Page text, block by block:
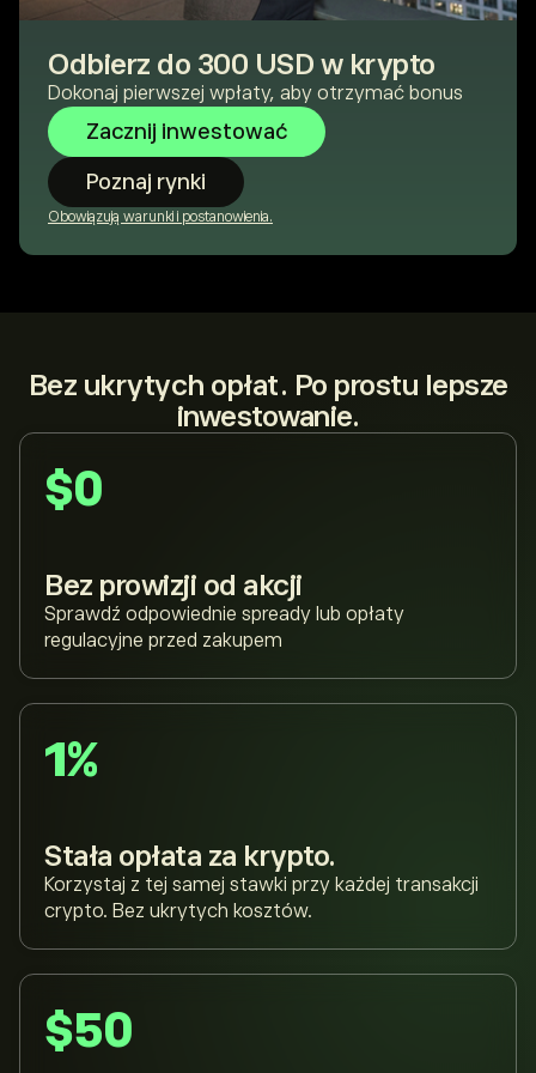
Odbierz do 300 USD w krypto
Dokonaj pierwszej wpłaty, aby otrzymać bonus
Zacznij inwestować
Poznaj rynki
Obowiązują warunki i postanowienia.
Bez ukrytych opłat. Po prostu lepsze
inwestowanie.
$0
Bez prowizji od akcji
Sprawdź odpowiednie spready lub opłaty
regulacyjne przed zakupem
1%
Stała opłata za krypto.
Korzystaj z tej samej stawki przy każdej transakcji
crypto. Bez ukrytych kosztów.
$50